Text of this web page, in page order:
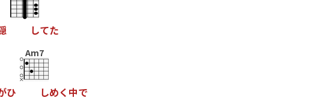
してた
ひ
Am7
しめく 中で